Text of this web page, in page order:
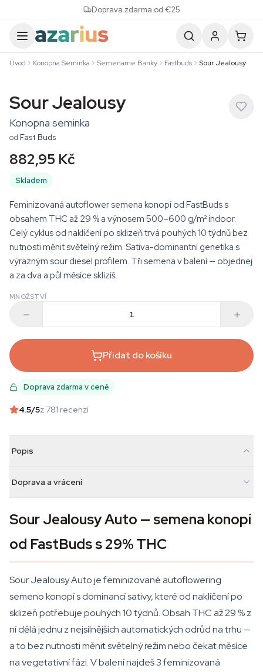
Doprava zdarma od €25
Úvod Konopna Seminka Semenarne Banky Fastbuds Sour Jealousy
Sour Jealousy
Konopna seminka
od Fast Buds
882,95 Kč
Skladem
Feminizovaná autoflower semena konopí od FastBuds s
obsahem THC až 29 % a výnosem 500–600 g/m² indoor.
Celý cyklus od naklíčení po sklizeň trvá pouhých 10 týdnů bez
nutnosti měnit světelný režim. Sativa-dominantní genetika s
výrazným sour diesel profilem. Tři semena v balení — objednej
a za dva a půl měsíce sklízíš.
MNOŽSTVÍ
Přidat do košíku
Doprava zdarma v ceně
4.5/5z 781 recenzí
Popis
Doprava a vrácení
Sour Jealousy Auto — semena konopí
od FastBuds s 29% THC
Sour Jealousy Auto je feminizované autoflowering
semeno konopí s dominancí sativy, které od naklíčení po
sklizeň potřebuje pouhých 10 týdnů. Obsah THC až 29 % z
ní dělá jednu z nejsilnějších automatických odrůd na trhu —
a to bez nutnosti měnit světelný režim nebo čekat měsíce
na vegetativní fázi. V balení najdeš 3 feminizovaná